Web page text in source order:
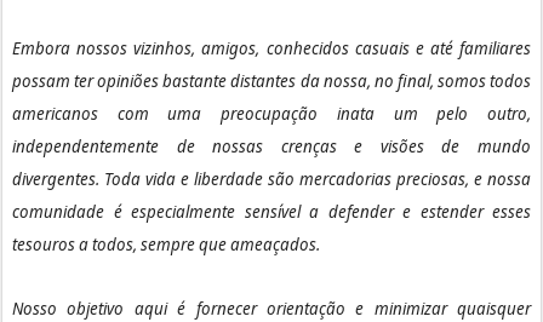
Embora nossos vizinhos, amigos, conhecidos casuais e até familiares
possam ter opiniões bastante distantes da nossa, no final, somos todos
americanos com uma preocupação inata um pelo outro,
independentemente de nossas crenças e visões de mundo
divergentes. Toda vida e liberdade são mercadorias preciosas, e nossa
comunidade é especialmente sensível a defender e estender esses
tesouros a todos, sempre que ameaçados.
Nosso objetivo aqui é fornecer orientação e minimizar quaisquer